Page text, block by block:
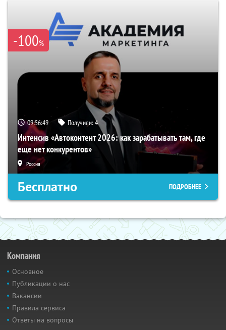
-100%
09:56:49 Получили:4
Интенсив «Автоконтент 2026: как зарабатывать там, где
еще нет конкурентов»
Россия
Бесплатно ПОДРОБНЕЕ
Компания
Основное
Публикации о нас
Вакансии
Правила сервиса
Ответы на вопросы